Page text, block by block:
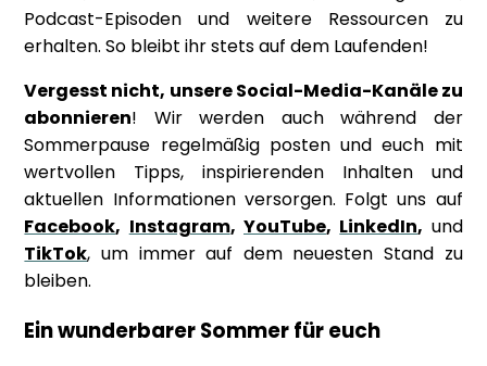
Podcast-Episoden und weitere Ressourcen zu
erhalten. So bleibt ihr stets auf dem Laufenden!
Vergesst nicht, unsere Social-Media-Kanäle zu
abonnieren! Wir werden auch während der
Sommerpause regelmäßig posten und euch mit
wertvollen Tipps, inspirierenden Inhalten und
aktuellen Informationen versorgen. Folgt uns auf
Facebook, Instagram, YouTube, LinkedIn, und
TikTok, um immer auf dem neuesten Stand zu
bleiben.
Ein wunderbarer Sommer für euch